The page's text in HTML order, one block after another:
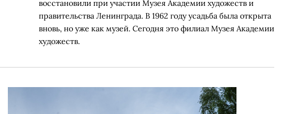
восстановили при участии Музея Академии художеств и
правительства Ленинграда. В 1962 году усадьба была открыта
вновь, но уже как музей. Сегодня это филиал Музея Академии
художеств.